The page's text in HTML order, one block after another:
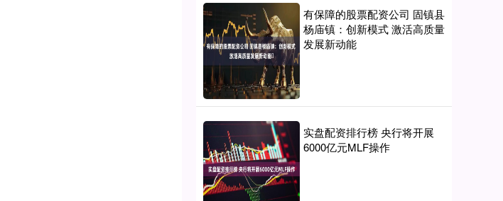
有保障的股票配资公司 固镇县
杨庙镇：创新模式 激活高质量
发展新动能​
实盘配资排行榜 央行将开展
6000亿元MLF操作